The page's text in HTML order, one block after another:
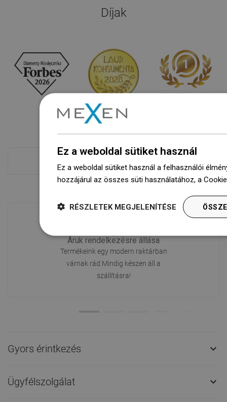
Díjak
Áruk rendelkezésre állása
Termékeink egy modern raktárban
várnak rád.Mindig készen áll a
szállításra!
Gyors érintkezés 
Ügyfélszolgálat 
Ez a weboldal sütiket használ
Ez a weboldal sütiket használ a felhasználói
hozzájárul az összes süti használatához, a
RÉSZLETEK MEGJELENÍTÉSE